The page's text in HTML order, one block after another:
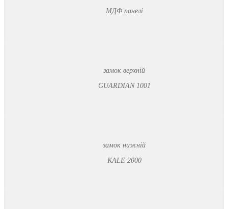
МДФ панелі
замок верхній
GUARDIAN 1001
замок нижній
KALE 2000